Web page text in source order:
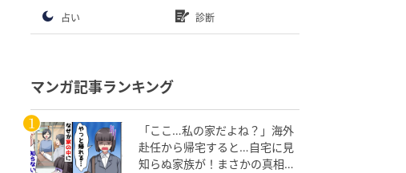
占い 診断
マンガ記事ランキング
「ここ…私の家だよね？」海外
赴任から帰宅すると…自宅に見
知らぬ家族が！まさかの真相と